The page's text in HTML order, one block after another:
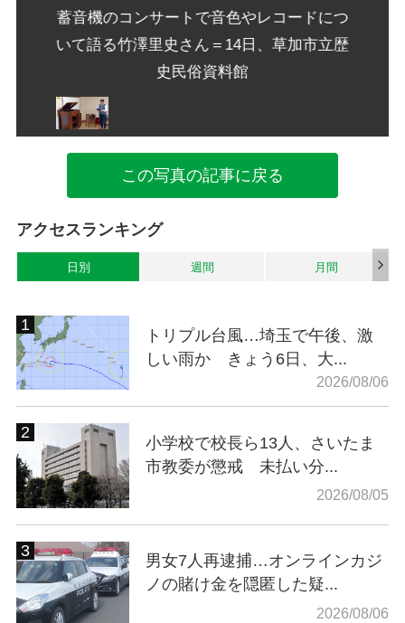
蓄音機のコンサートで音色やレコードにつ
いて語る竹澤里史さん＝14日、草加市立歴
史民俗資料館
この写真の記事に戻る
アクセスランキング
日別 週間 月間
トリプル台風…埼玉で午後、激
しい雨か きょう6日、大...
2026/08/06
小学校で校長ら13人、さいたま
市教委が懲戒 未払い分...
2026/08/05
男女7人再逮捕…オンラインカジ
ノの賭け金を隠匿した疑...
2026/08/06